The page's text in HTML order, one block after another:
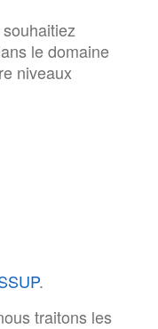
le domaine
niveaux
.
traitons les